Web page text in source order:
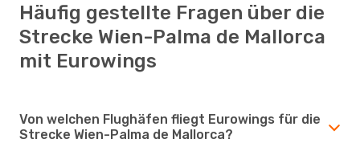
Häufig gestellte Fragen über die
Strecke Wien-Palma de Mallorca
mit Eurowings
Von welchen Flughäfen fliegt Eurowings für die
Strecke Wien-Palma de Mallorca?